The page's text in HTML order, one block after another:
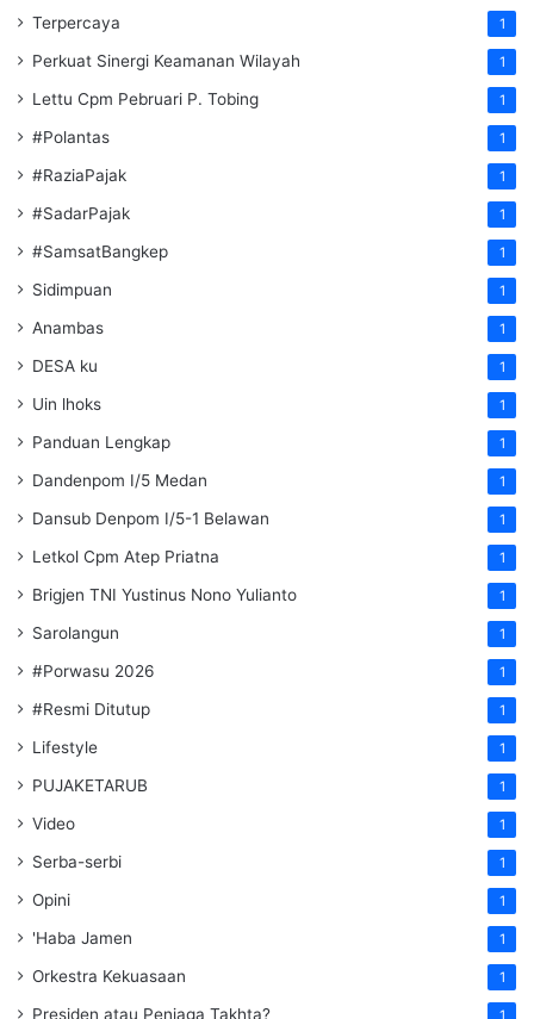
Terpercaya 1
Perkuat Sinergi Keamanan Wilayah 1
Lettu Cpm Pebruari P. Tobing 1
#Polantas 1
#RaziaPajak 1
#SadarPajak 1
#SamsatBangkep 1
Sidimpuan 1
Anambas 1
DESA ku 1
Uin lhoks 1
Panduan Lengkap 1
Dandenpom I/5 Medan 1
Dansub Denpom I/5-1 Belawan 1
Letkol Cpm Atep Priatna 1
Brigjen TNI Yustinus Nono Yulianto 1
Sarolangun 1
#Porwasu 2026 1
#Resmi Ditutup 1
Lifestyle 1
PUJAKETARUB 1
Video 1
Serba-serbi 1
Opini 1
'Haba Jamen 1
Orkestra Kekuasaan 1
Presiden atau Penjaga Takhta? 1